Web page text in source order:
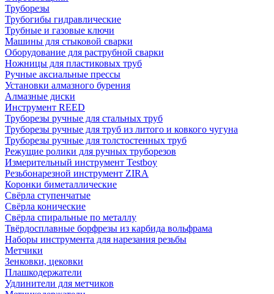
Труборезы
Трубогибы гидравлические
Трубные и газовые ключи
Машины для стыковой сварки
Оборудование для раструбной сварки
Ножницы для пластиковых труб
Ручные аксиальные прессы
Установки алмазного бурения
Алмазные диски
Инструмент REED
Труборезы ручные для стальных труб
Труборезы ручные для труб из литого и ковкого чугуна
Труборезы ручные для толстостенных труб
Режущие ролики для ручных труборезов
Измерительный инструмент Testboy
Резьбонарезной инструмент ZIRA
Коронки биметаллические
Свёрла ступенчатые
Свёрла конические
Свёрла спиральные по металлу
Твёрдосплавные борфрезы из карбида вольфрама
Наборы инструмента для нарезания резьбы
Метчики
Зенковки, цековки
Плашкодержатели
Удлинители для метчиков